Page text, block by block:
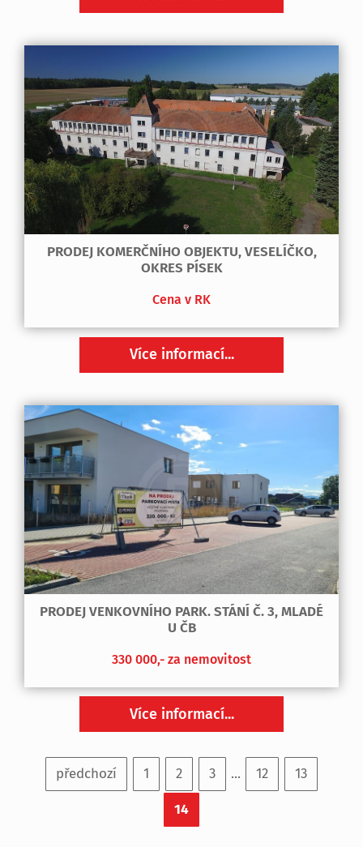
PRODEJ KOMERČNÍHO OBJEKTU, VESELÍČKO,
OKRES PÍSEK
Cena v RK
Více informací...
PRODEJ VENKOVNÍHO PARK. STÁNÍ Č. 3, MLADÉ
U ČB
330 000,- za nemovitost
Více informací...
předchozí 1 2 3 ... 12 13
14